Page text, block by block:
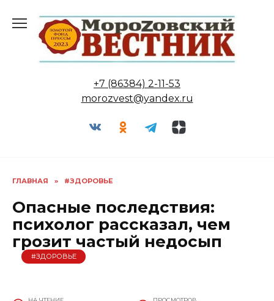
содержанию
+7 (86384) 2-11-53
morozvest@yandex.ru
ГЛАВНАЯ » #ЗДОРОВЬЕ
Опасные последствия:
психолог рассказал, чем
грозит частый недосып
#ЗДОРОВЬЕ